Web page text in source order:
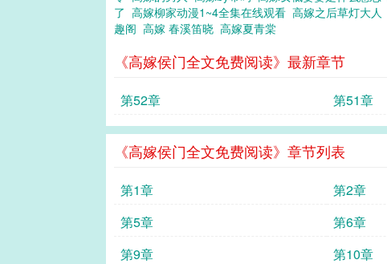
了 高嫁柳家动漫1~4全集在线观看 高嫁之后草灯大人
趣阁 高嫁 春溪笛晓 高嫁夏青棠
《高嫁侯门全文免费阅读》最新章节
第52章 第51章
《高嫁侯门全文免费阅读》章节列表
第1章 第2章
第5章
第6章
第9章
第10章